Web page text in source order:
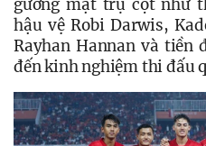
gương mặt trụ cột như
hậu vệ Robi Darwis,
Rayhan Hannan và tiền
đến kinh nghiệm thi đấu